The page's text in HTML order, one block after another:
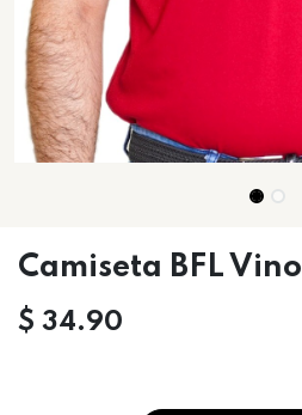
Camiseta BFL Vino
$ 34.90